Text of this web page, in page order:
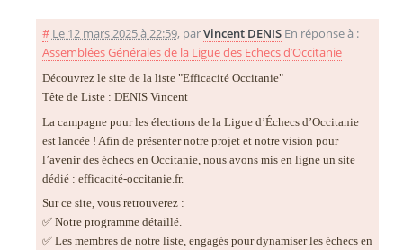
# Le 12 mars 2025 à 22:59, parVincent DENIS En réponse à :
Assemblées Générales de la Ligue des Echecs d’Occitanie
Découvrez le site de la liste "Efficacité Occitanie"
Tête de Liste : DENIS Vincent
La campagne pour les élections de la Ligue d’Échecs d’Occitanie
est lancée ! Afin de présenter notre projet et notre vision pour
l’avenir des échecs en Occitanie, nous avons mis en ligne un site
dédié : efficacité-occitanie.fr.
Sur ce site, vous retrouverez :
✅ Notre programme détaillé.
✅ Les membres de notre liste, engagés pour dynamiser les échecs en